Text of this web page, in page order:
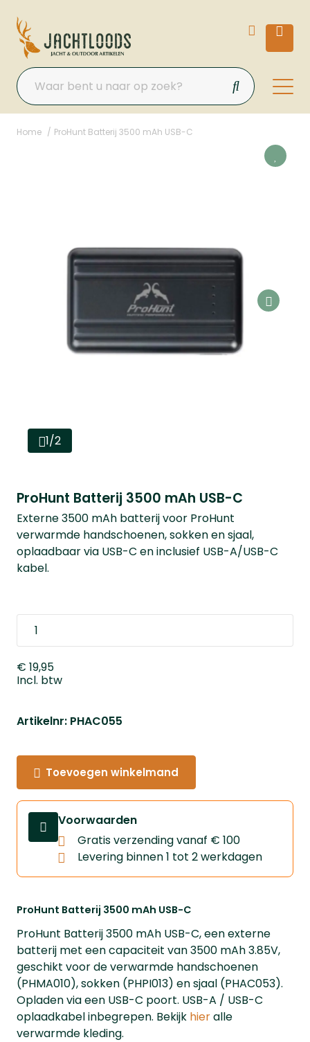
Home ProHunt Batterij 3500 mAh USB-C
ProHunt Batterij 3500 mAh USB-C
ProHunt Batterij 3500 mAh USB-C, een externe
batterij met een capaciteit van 3500 mAh 3.85V,
geschikt voor de verwarmde handschoenen
(PHMA010), sokken (PHPI013) en sjaal (PHAC053).
Opladen via een USB-C poort. USB-A / USB-C
oplaadkabel inbegrepen. Bekijk hieralle
verwarmde kleding.
1/2
ProHunt Batterij 3500 mAh USB-C
Externe 3500 mAh batterij voor ProHunt
verwarmde handschoenen, sokken en sjaal,
oplaadbaar via USB-C en inclusief USB-A/USB-C
kabel.
€ 19,95
Incl. btw
Artikelnr: PHAC055
Toevoegen winkelmand
Voorwaarden
Gratis verzending vanaf € 100
Levering binnen 1 tot 2 werkdagen